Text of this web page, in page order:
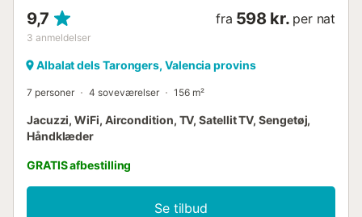
9,7
3 anmeldelser
fra 598 kr. per nat
Albalat dels Tarongers, Valencia provins
7 personer 4 soveværelser 156 m²
Jacuzzi, WiFi, Aircondition, TV, Satellit TV, Sengetøj,
Håndklæder
GRATIS afbestilling
Se tilbud